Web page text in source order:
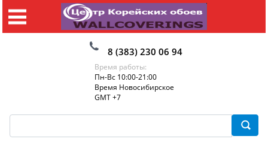
8 (383) 230 06 94
Время работы:
Пн-Вс 10:00-21:00
Время Новосибирское
GMT +7